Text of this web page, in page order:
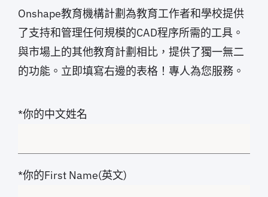
Onshape教育機構計劃為教育工作者和學校提供
了支持和管理任何規模的CAD程序所需的工具。
與市場上的其他教育計劃相比，提供了獨一無二
的功能。立即填寫右邊的表格！專人為您服務。
*你的中文姓名
*你的First Name(英文)